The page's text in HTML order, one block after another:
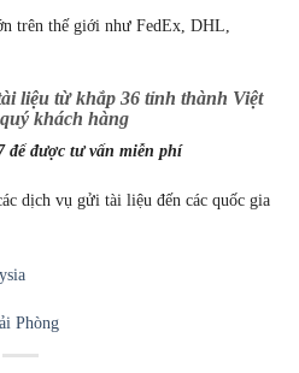
trên thế giới như FedEx, DHL,
liệu từ khắp 36 tỉnh thành Việt
khách hàng
để được tư vấn miễn phí
dịch vụ gửi tài liệu đến các quốc gia
Phòng